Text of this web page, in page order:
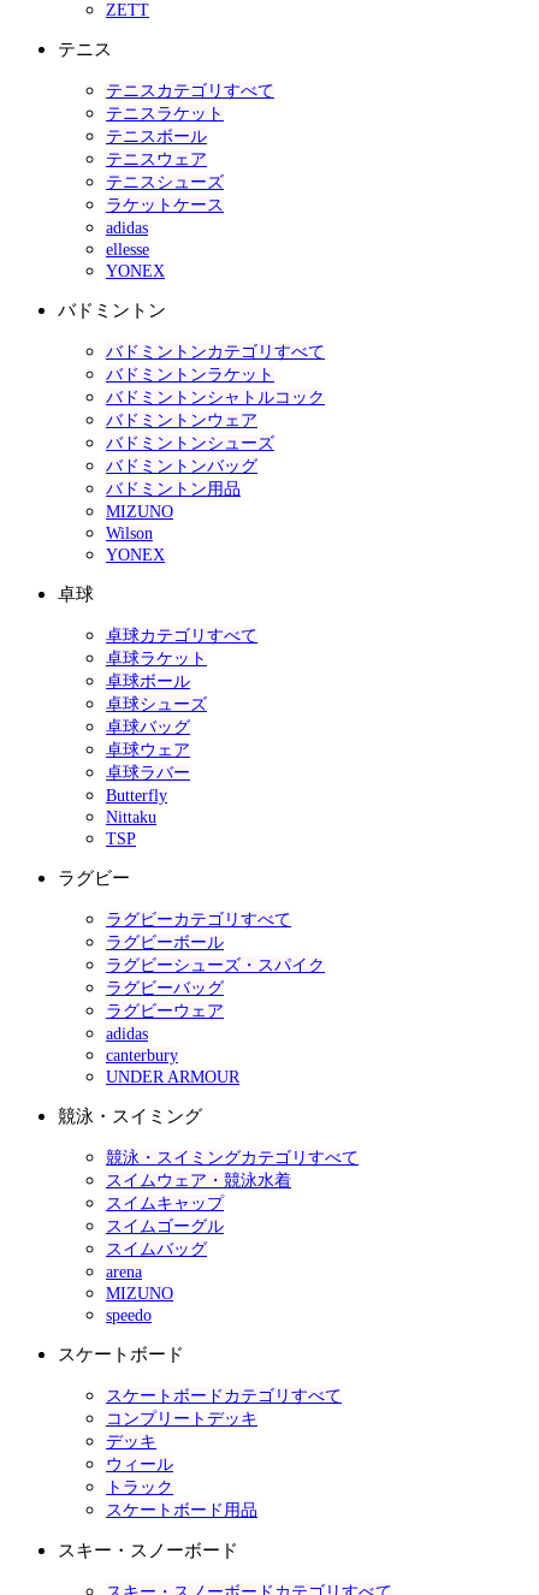
ZETT
テニス
テニスカテゴリすべて
テニスラケット
テニスボール
テニスウェア
テニスシューズ
ラケットケース
adidas
ellesse
YONEX
バドミントン
バドミントンカテゴリすべて
バドミントンラケット
バドミントンシャトルコック
バドミントンウェア
バドミントンシューズ
バドミントンバッグ
バドミントン用品
MIZUNO
Wilson
YONEX
卓球
卓球カテゴリすべて
卓球ラケット
卓球ボール
卓球シューズ
卓球バッグ
卓球ウェア
卓球ラバー
Butterfly
Nittaku
TSP
ラグビー
ラグビーカテゴリすべて
ラグビーボール
ラグビーシューズ・スパイク
ラグビーバッグ
ラグビーウェア
adidas
canterbury
UNDER ARMOUR
競泳・スイミング
競泳・スイミングカテゴリすべて
スイムウェア・競泳水着
スイムキャップ
スイムゴーグル
スイムバッグ
arena
MIZUNO
speedo
スケートボード
スケートボードカテゴリすべて
コンプリートデッキ
デッキ
ウィール
トラック
スケートボード用品
スキー・スノーボード